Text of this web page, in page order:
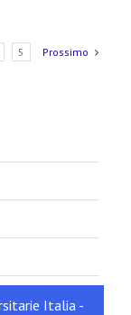
5 Prossimo
Italia -